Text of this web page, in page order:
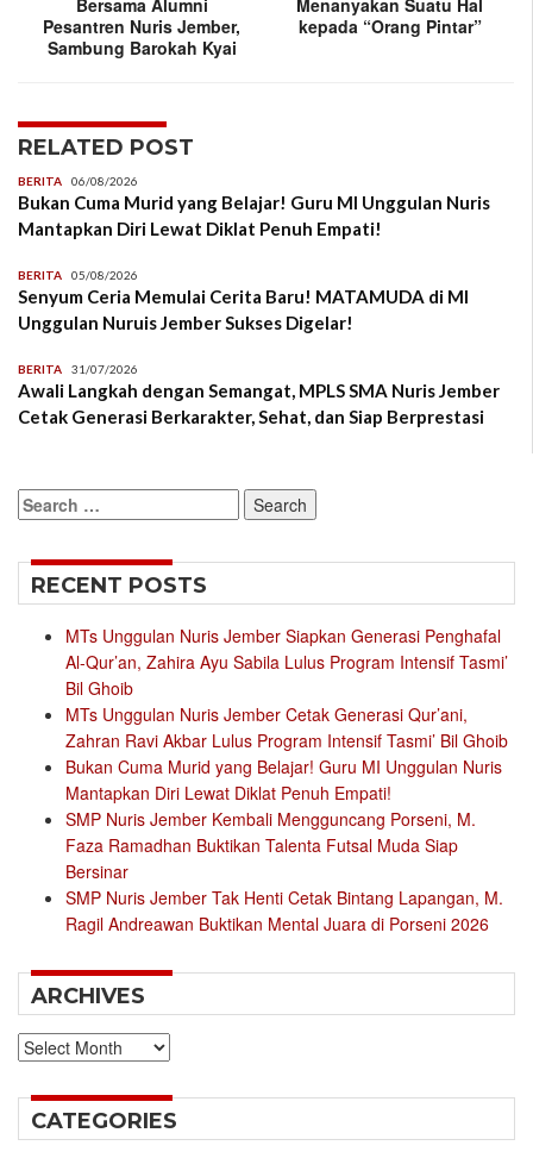
Bersama Alumni
Pesantren Nuris Jember,
Sambung Barokah Kyai
Menanyakan Suatu Hal
kepada “Orang Pintar”
RELATED POST
BERITA 06/08/2026
Bukan Cuma Murid yang Belajar! Guru MI Unggulan Nuris
Mantapkan Diri Lewat Diklat Penuh Empati!
BERITA 05/08/2026
Senyum Ceria Memulai Cerita Baru! MATAMUDA di MI
Unggulan Nuruis Jember Sukses Digelar!
BERITA 31/07/2026
Awali Langkah dengan Semangat, MPLS SMA Nuris Jember
Cetak Generasi Berkarakter, Sehat, dan Siap Berprestasi
Search
for:
RECENT POSTS
MTs Unggulan Nuris Jember Siapkan Generasi Penghafal
Al-Qur’an, Zahira Ayu Sabila Lulus Program Intensif Tasmi’
Bil Ghoib
MTs Unggulan Nuris Jember Cetak Generasi Qur’ani,
Zahran Ravi Akbar Lulus Program Intensif Tasmi’ Bil Ghoib
Bukan Cuma Murid yang Belajar! Guru MI Unggulan Nuris
Mantapkan Diri Lewat Diklat Penuh Empati!
SMP Nuris Jember Kembali Mengguncang Porseni, M.
Faza Ramadhan Buktikan Talenta Futsal Muda Siap
Bersinar
SMP Nuris Jember Tak Henti Cetak Bintang Lapangan, M.
Ragil Andreawan Buktikan Mental Juara di Porseni 2026
ARCHIVES
Archives
CATEGORIES